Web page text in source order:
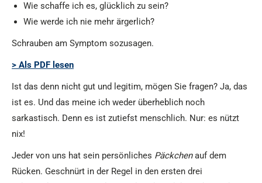
Wie schaffe ich es, glücklich zu sein?
Wie werde ich nie mehr ärgerlich?
Schrauben am Symptom sozusagen.
> Als PDF lesen
Ist das denn nicht gut und legitim, mögen Sie fragen? Ja, das
ist es. Und das meine ich weder überheblich noch
sarkastisch. Denn es ist zutiefst menschlich. Nur: es nützt
nix!
Jeder von uns hat sein persönliches Päckchenauf dem
Rücken. Geschnürt in der Regel in den ersten drei